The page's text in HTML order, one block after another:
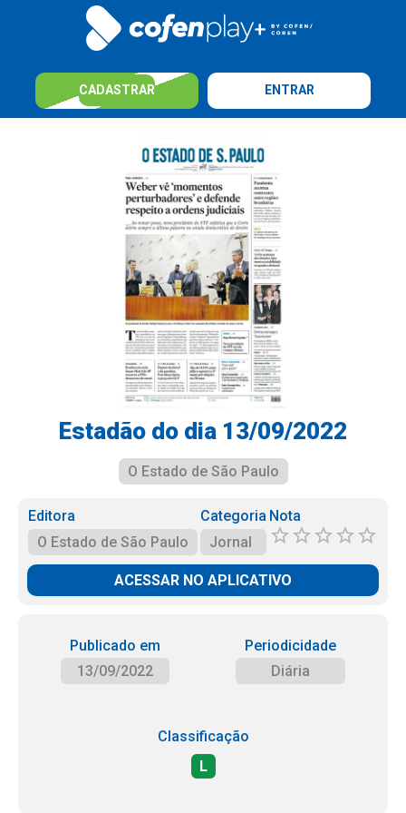
CADASTRAR ENTRAR
Estadão do dia 13/09/2022
O Estado de São Paulo
Editora
O Estado de São Paulo
Categoria
Jornal
Nota
ACESSAR NO APLICATIVO
Publicado em
13/09/2022
Periodicidade
Diária
Classificação
L